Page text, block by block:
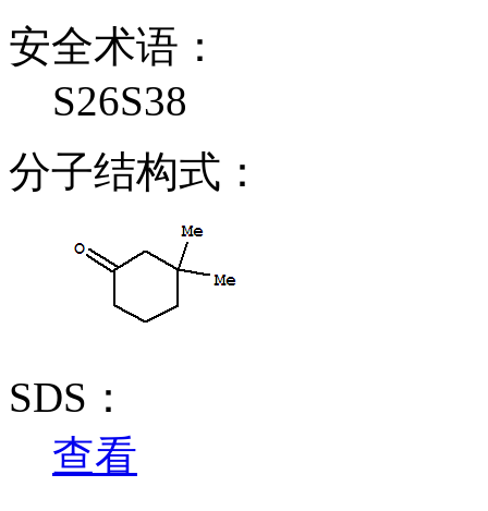
安全术语：
S26S38
分子结构式：
SDS：
查看